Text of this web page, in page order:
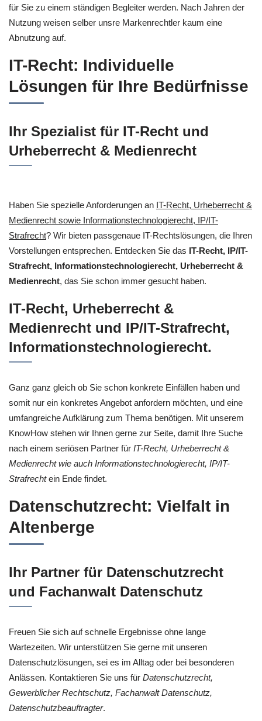
für Sie zu einem ständigen Begleiter werden. Nach Jahren der
Nutzung weisen selber unsre Markenrechtler kaum eine
Abnutzung auf.
IT-Recht: Individuelle
Lösungen für Ihre Bedürfnisse
Ihr Spezialist für IT-Recht und
Urheberrecht & Medienrecht
Haben Sie spezielle Anforderungen an IT-Recht, Urheberrecht &
Medienrecht sowie Informationstechnologierecht, IP/IT-
Strafrecht? Wir bieten passgenaue IT-Rechtslösungen, die Ihren
Vorstellungen entsprechen. Entdecken Sie das IT-Recht, IP/IT-
Strafrecht, Informationstechnologierecht, Urheberrecht &
Medienrecht, das Sie schon immer gesucht haben.
IT-Recht, Urheberrecht &
Medienrecht und IP/IT-Strafrecht,
Informationstechnologierecht.
Ganz ganz gleich ob Sie schon konkrete Einfällen haben und
somit nur ein konkretes Angebot anfordern möchten, und eine
umfangreiche Aufklärung zum Thema benötigen. Mit unserem
KnowHow stehen wir Ihnen gerne zur Seite, damit Ihre Suche
nach einem seriösen Partner für IT-Recht, Urheberrecht &
Medienrecht wie auch Informationstechnologierecht, IP/IT-
Strafrechtein Ende findet.
Datenschutzrecht: Vielfalt in
Altenberge
Ihr Partner für Datenschutzrecht
und Fachanwalt Datenschutz
Freuen Sie sich auf schnelle Ergebnisse ohne lange
Wartezeiten. Wir unterstützen Sie gerne mit unseren
Datenschutzlösungen, sei es im Alltag oder bei besonderen
Anlässen. Kontaktieren Sie uns für Datenschutzrecht,
Gewerblicher Rechtschutz, Fachanwalt Datenschutz,
Datenschutzbeauftragter.